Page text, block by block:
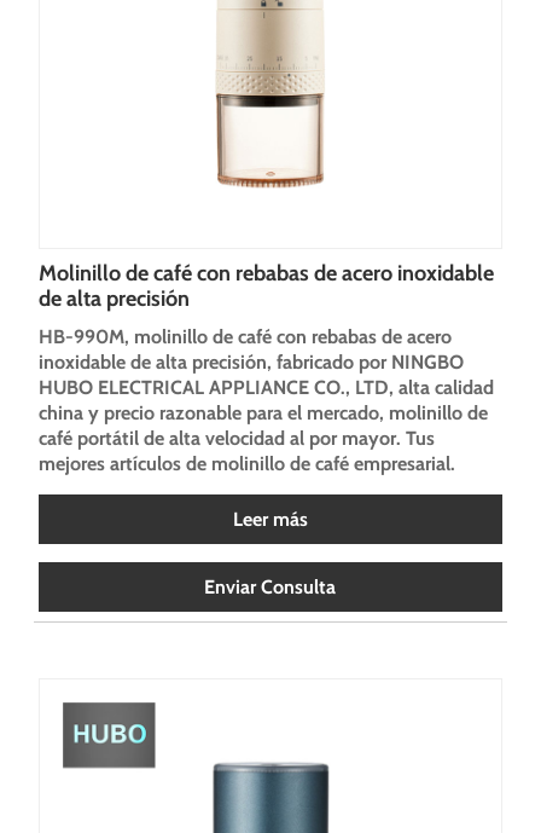
Molinillo de café con rebabas de acero inoxidable
de alta precisión
HB-990M, molinillo de café con rebabas de acero
inoxidable de alta precisión, fabricado por NINGBO
HUBO ELECTRICAL APPLIANCE CO., LTD, alta calidad
china y precio razonable para el mercado, molinillo de
café portátil de alta velocidad al por mayor. Tus
mejores artículos de molinillo de café empresarial.
Leer más
Enviar Consulta